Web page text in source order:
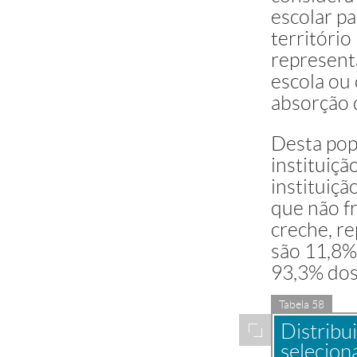
Não sabe
escolar
território
escola
absorção
Desta
que não
creche,
são
93,3%
Ampliar
Tabela 58